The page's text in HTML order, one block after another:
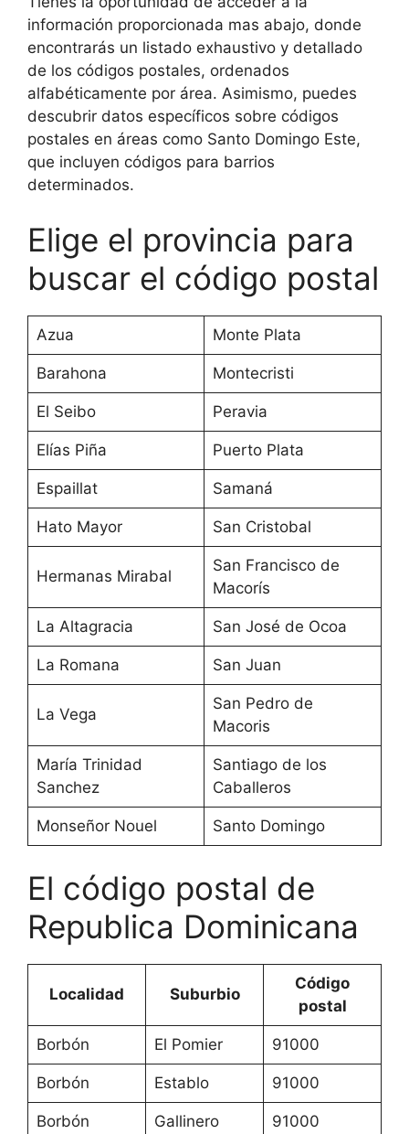
información proporcionada mas abajo, donde
encontrarás un listado exhaustivo y detallado
de los códigos postales, ordenados
alfabéticamente por área. Asimismo, puedes
descubrir datos específicos sobre códigos
postales en áreas como Santo Domingo Este,
que incluyen códigos para barrios
determinados.
Elige el provincia para
buscar el código postal
Azua Monte Plata
Barahona Montecristi
El Seibo Peravia
Elías Piña Puerto Plata
Espaillat Samaná
Hato Mayor San Cristobal
Hermanas Mirabal
San Francisco de
Macorís
La Altagracia San José de Ocoa
La Romana San Juan
La Vega
San Pedro de
Macoris
María Trinidad
Sanchez
Santiago de los
Caballeros
Monseñor Nouel Santo Domingo
El código postal de
Republica Dominicana
Localidad Suburbio
Código
postal
Borbón El Pomier 91000
Borbón Establo 91000
Borbón Gallinero 91000